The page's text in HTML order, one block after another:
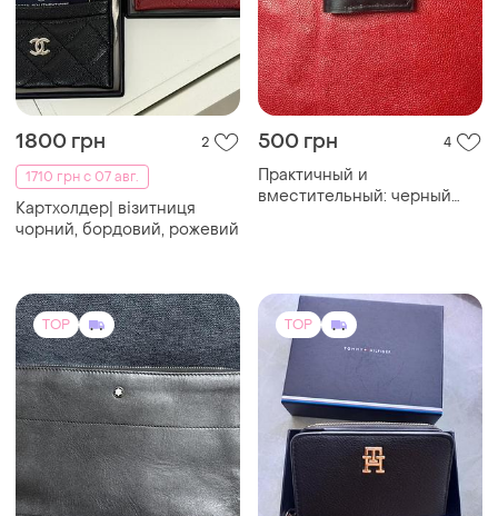
1800 грн
2
1710 грн с 07 авг.
Картхолдер| візитниця
чорний, бордовий, рожевий
500 грн 4
Практичный и
вместительный: черный
TOP TOP